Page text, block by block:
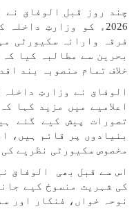
2026ء کو وزارتِ
فرقہ وارانہ سکیورٹی
بحرین سے مطالبہ کیا
خلاف تمام منصوبہ بند
الوفاق نے وزارتِ
اعلامیے میں مزید کہا
تصورات پیش کیے گئے
بنیادوں پر قائم ہیں،
مخصوص سکیورٹی نظریے
کی شہریت منسوخ کیے
نوحہ خواں، فنکار اور